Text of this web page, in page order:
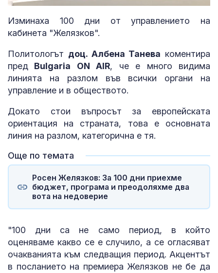
Изминаха 100 дни от управлението на
кабинета "Желязков".
Политологът доц. Албена Танева коментира
пред Bulgaria ON AIR, че е много видима
линията на разлом във всички органи на
управление и в обществото.
Докато стои въпросът за европейската
ориентация на страната, това е основната
линия на разлом, категорична е тя.
Още по темата
Росен Желязков: За 100 дни приехме
бюджет, програма и преодоляхме два
вота на недоверие
"100 дни са не само период, в който
оценяваме какво се е случило, а се огласяват
очакванията към следващия период. Акцентът
в посланието на премиера Желязков не бе да